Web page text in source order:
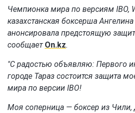
Чемпионка мира по версиям IBO,
казахстанская боксерша
анонсировала предстоящую
сообщает On.kz.
"С радостью объявляю: Первого
городе Тараз состоится защита
мира по версии IBO!
Моя соперница — боксер из Чили,